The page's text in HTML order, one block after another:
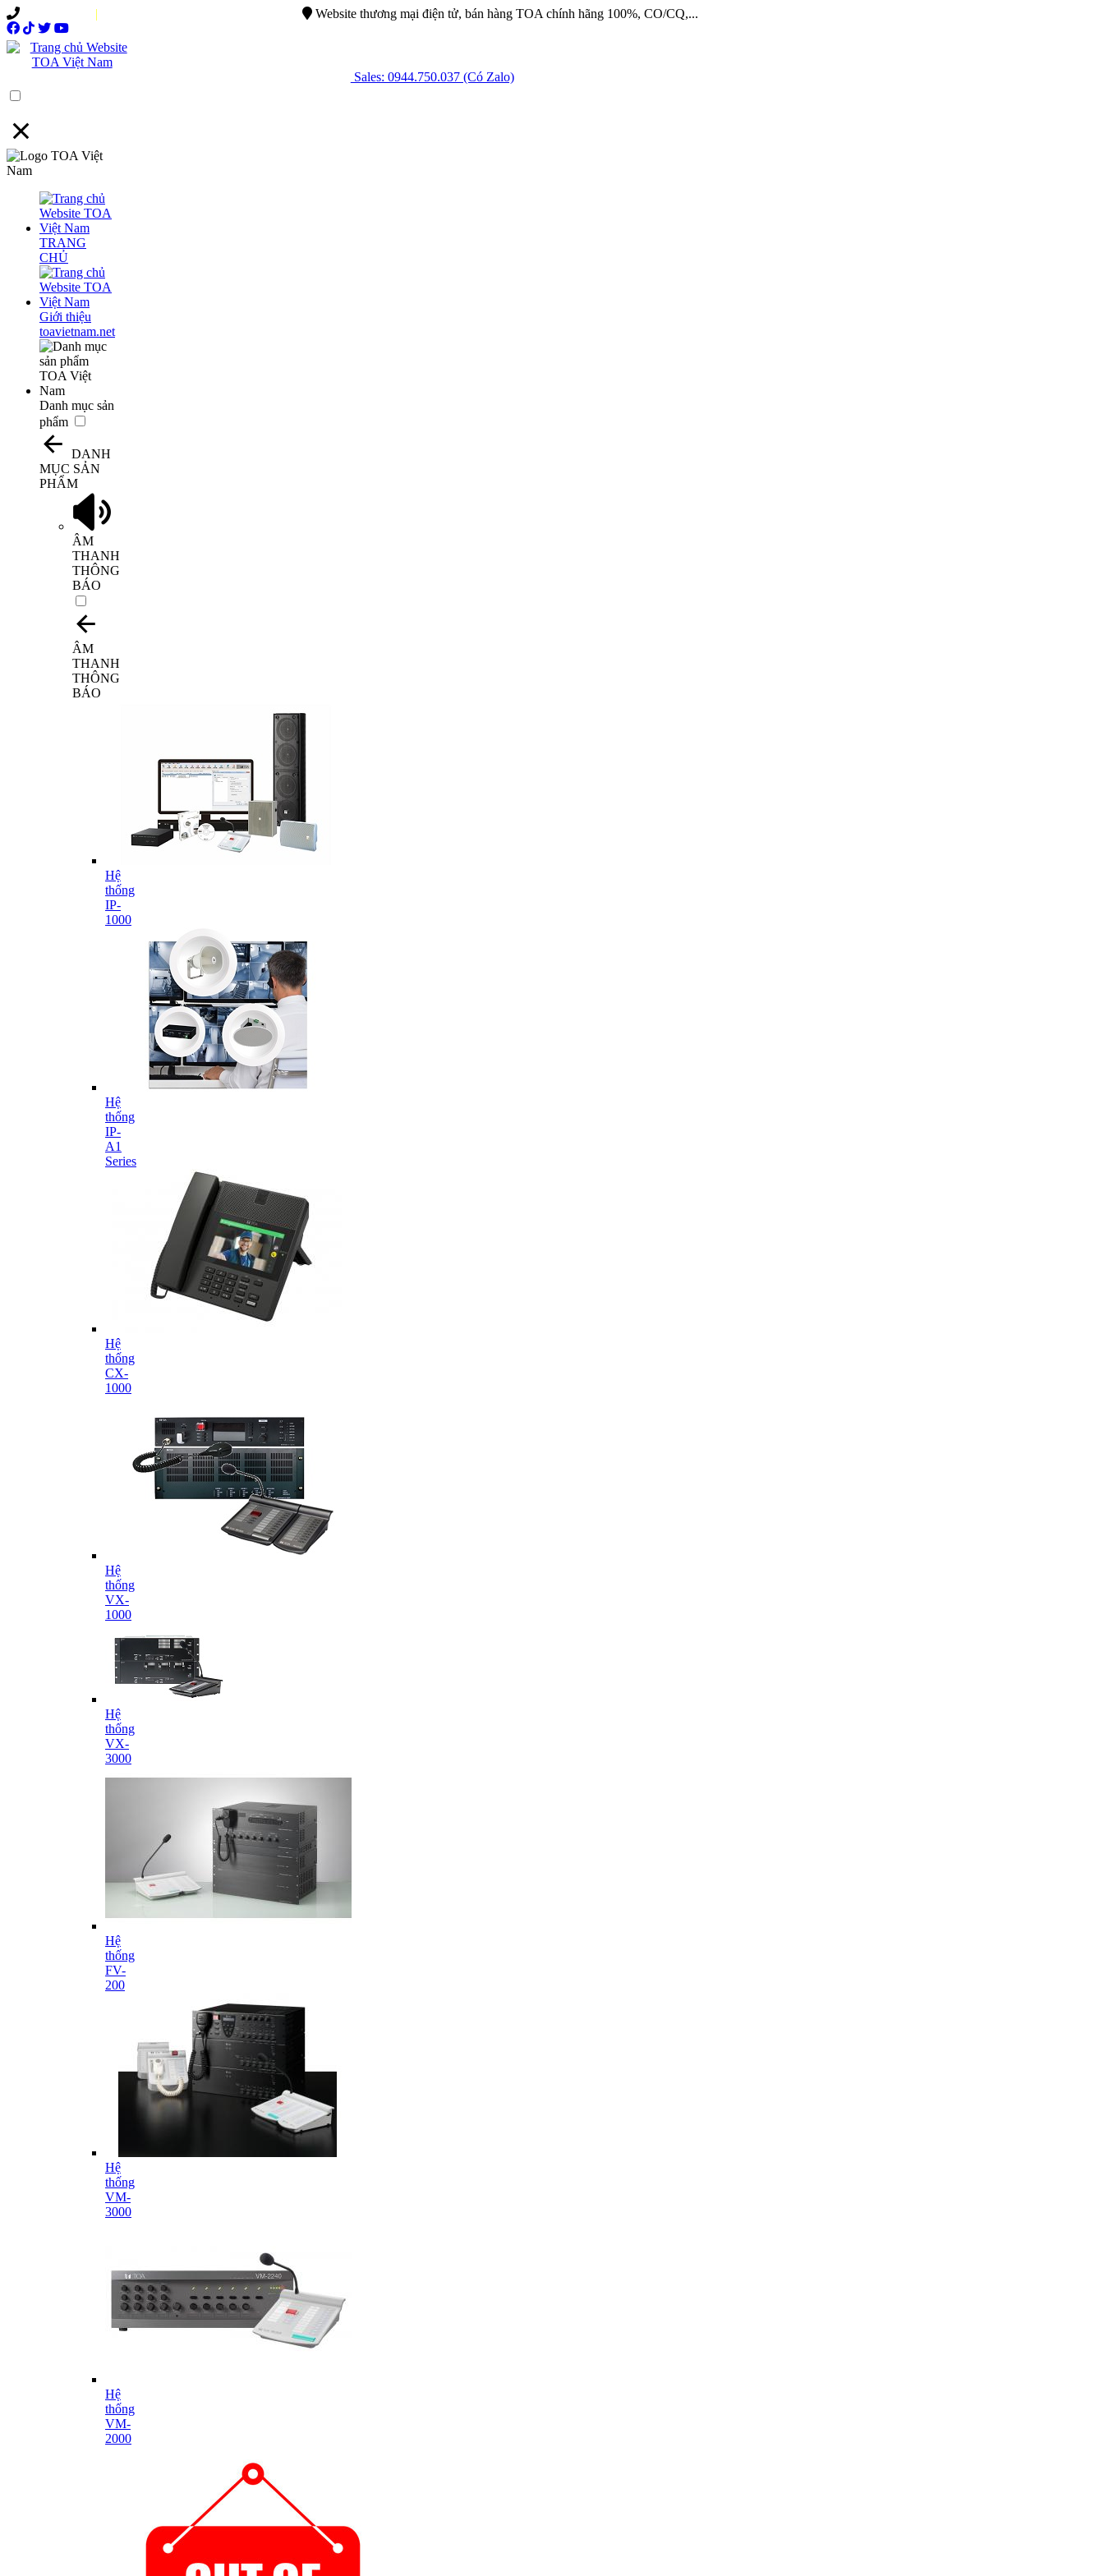
| Website thương mại điện tử, bán hàng TOA chính hãng 100%, CO/CQ,...
Sales: 0944.750.037 (Có Zalo)
TRANG
CHỦ
Giới thiệu
toavietnam.net
Danh mục sản
phẩm
DANH
MỤC SẢN
PHẨM
ÂM
THANH
THÔNG
BÁO
ÂM
THANH
THÔNG
BÁO
Hệ
thống
IP-
1000
Hệ
thống
IP-
A1
Series
Hệ
thống
CX-
1000
Hệ
thống
VX-
1000
Hệ
thống
VX-
3000
Hệ
thống
FV-
200
Hệ
thống
VM-
3000
Hệ
thống
VM-
2000